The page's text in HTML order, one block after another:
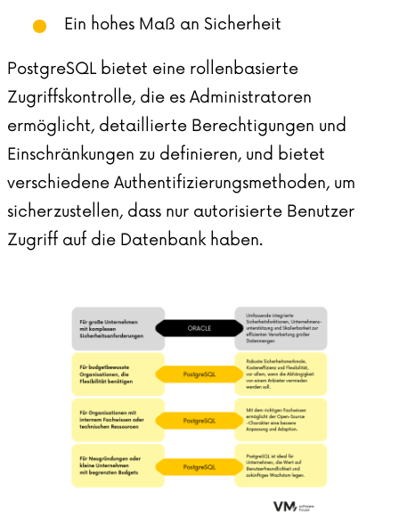
Ein hohes Maß an Sicherheit
PostgreSQL bietet eine rollenbasierte
Zugriffskontrolle, die es Administratoren
ermöglicht, detaillierte Berechtigungen und
Einschränkungen zu definieren, und bietet
verschiedene Authentifizierungsmethoden, um
sicherzustellen, dass nur autorisierte Benutzer
Zugriff auf die Datenbank haben.